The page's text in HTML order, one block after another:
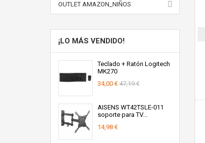
OUTLET AMAZON_NIÑOS
¡LO MÁS VENDIDO!
Teclado + Ratón Logitech
MK270
34,00 € 47,19 €
AISENS WT42TSLE-011
soporte para TV...
14,98 €